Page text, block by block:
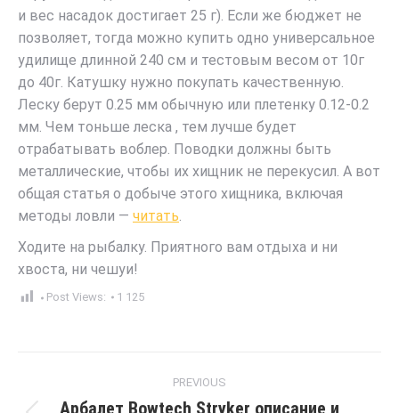
и вес насадок достигает 25 г). Если же бюджет не
позволяет, тогда можно купить одно универсальное
удилище длинной 240 см и тестовым весом от 10г
до 40г. Катушку нужно покупать качественную.
Леску берут 0.25 мм обычную или плетенку 0.12-0.2
мм. Чем тоньше леска , тем лучше будет
отрабатывать воблер. Поводки должны быть
металлические, чтобы их хищник не перекусил. А вот
общая статья о добыче этого хищника, включая
методы ловли — читать.
Ходите на рыбалку. Приятного вам отдыха и ни
хвоста, ни чешуи!
Post Views: 1 125
PREVIOUS
Арбалет Bowtech Stryker описание и